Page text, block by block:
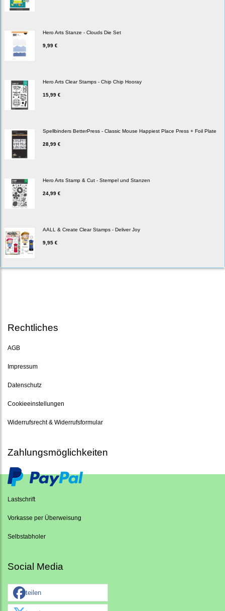
Hero Arts Stanze - Clouds Die Set
9,99 €
Hero Arts Clear Stamps - Chip Chip Hooray
15,99 €
Spellbinders BetterPress - Classic Mouse Happiest Place Press + Foil Plate
28,99 €
Hero Arts Stamp & Cut - Stempel und Stanzen
24,99 €
AALL & Create Clear Stamps - Deliver Joy
9,95 €
Rechtliches
AGB
Impressum
Datenschutz
Cookieeinstellungen
Widerrufsrecht & Widerrufsformular
Zahlungsmöglichkeiten
Lastschrift
Vorkasse per Überweisung
Selbstabholer
Social Media
teilen